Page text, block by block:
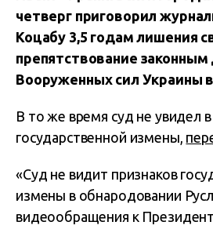
четверг приговорил
Коцабу 3,5 годам лишения
препятствование
Вооруженных сил Украины
В то же время суд не увидел
государственной измены,
«Суд не видит признаков
измены в обнародовании
видеообращения к